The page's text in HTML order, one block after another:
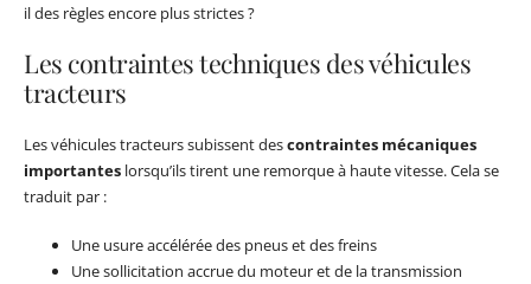
il des règles encore plus strictes ?
Les contraintes techniques des véhicules
tracteurs
Les véhicules tracteurs subissent descontraintes mécaniques
importantes lorsqu’ils tirent une remorque à haute vitesse. Cela se
traduit par :
Une usure accélérée des pneus et des freins
Une sollicitation accrue du moteur et de la transmission